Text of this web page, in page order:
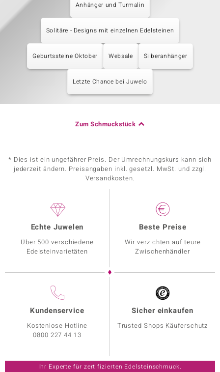
Anhänger und Turmalin
Solitäre - Designs mit einzelnen Edelsteinen
Geburtssteine Oktober Websale Silberanhänger
Letzte Chance bei Juwelo
Zum Schmuckstück
* Dies ist ein ungefährer Preis. Der Umrechnungskurs kann sich
jederzeit ändern. Preisangaben inkl. gesetzl. MwSt. und zzgl.
Versandkosten.
Echte Juwelen
Über 500 verschiedene
Edelsteinvarietäten
Beste Preise
Wir verzichten auf teure
Zwischenhändler
Kundenservice
Kostenlose Hotline
0800 227 44 13
Sicher einkaufen
Trusted Shops Käuferschutz
Ihr Experte für zertifizierten Edelsteinschmuck.